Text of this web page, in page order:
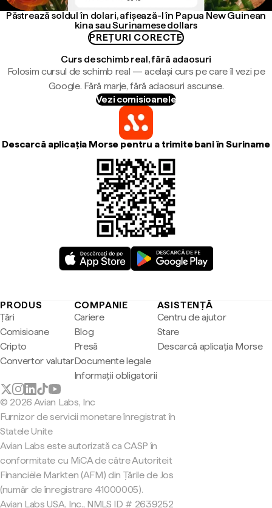
Păstrează soldul în dolari, afișează-l în Papua New Guinean
kina sau Surinamese dollars
PREȚURI CORECTE
Curs de schimb real, fără adaosuri
Folosim cursul de schimb real — același curs pe care îl vezi pe
Google. Fără marje, fără adaosuri ascunse.
Vezi comisioanele
Descarcă aplicația Morse pentru a trimite bani în Suriname
PRODUS
Țări
Comisioane
Cripto
Convertor valutar
COMPANIE
Cariere
Blog
Presă
Documente legale
Informații obligatorii
ASISTENȚĂ
Centru de ajutor
Stare
Descarcă aplicația Morse
© 2026 Avian Labs, Inc
Furnizor de servicii monetare înregistrat în
Statele Unite
Avian Labs este autorizată ca CASP în
conformitate cu MiCA de către Autoriteit
Financiële Markten (AFM) din Țările de Jos
(număr de înregistrare 41000005).
Avian Labs USA, Inc., NMLS ID # 2639252